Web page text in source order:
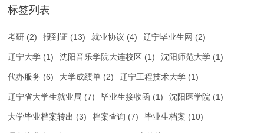
标签列表
考研 (2) 报到证 (13) 就业协议 (4) 辽宁毕业生网 (2)
辽宁大学 (1) 沈阳音乐学院大连校区 (1) 沈阳师范大学 (1)
代办服务 (6) 大学成绩单 (2) 辽宁工程技术大学 (1)
辽宁省大学生就业局 (7) 毕业生接收函 (1) 沈阳医学院 (1)
大学毕业档案转出 (3) 档案查询 (7) 毕业生档案 (10)